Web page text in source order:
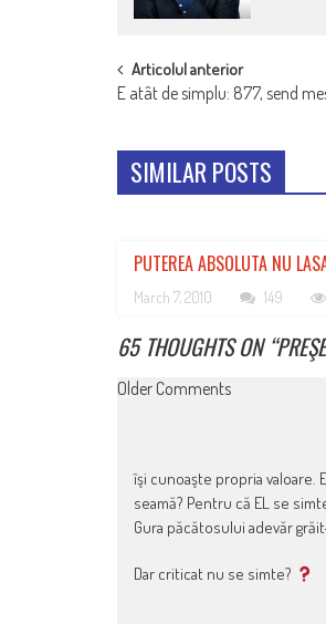
POST
NAVIGATION
Articolul anterior
E atât de simplu: 877, send
SIMILAR POSTS
PUTEREA ABSOLUTA NU
March 7, 2010 149
65 THOUGHTS ON “
COMMENT
Older Comments
îşi cunoaşte propria valoare.
seamă? Pentru că EL se
Gura păcătosului adevăr
Dar criticat nu se simte?